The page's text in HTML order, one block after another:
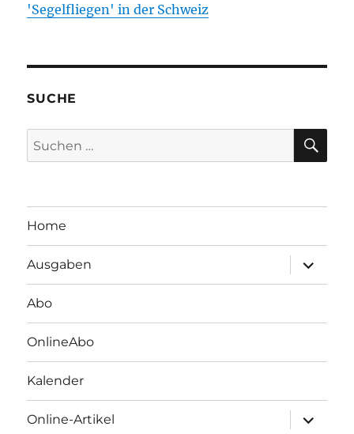
'Segelfliegen' in der Schweiz
SUCHE
Suchen
nach:
Home
Ausgaben
öffnen
Abo
OnlineAbo
Kalender
Online-Artikel
öffnen